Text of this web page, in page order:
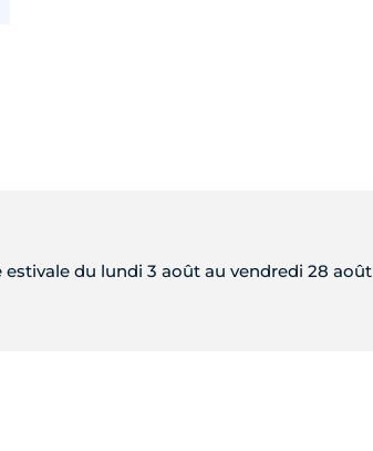
du lundi 3 août au vendredi 28 août